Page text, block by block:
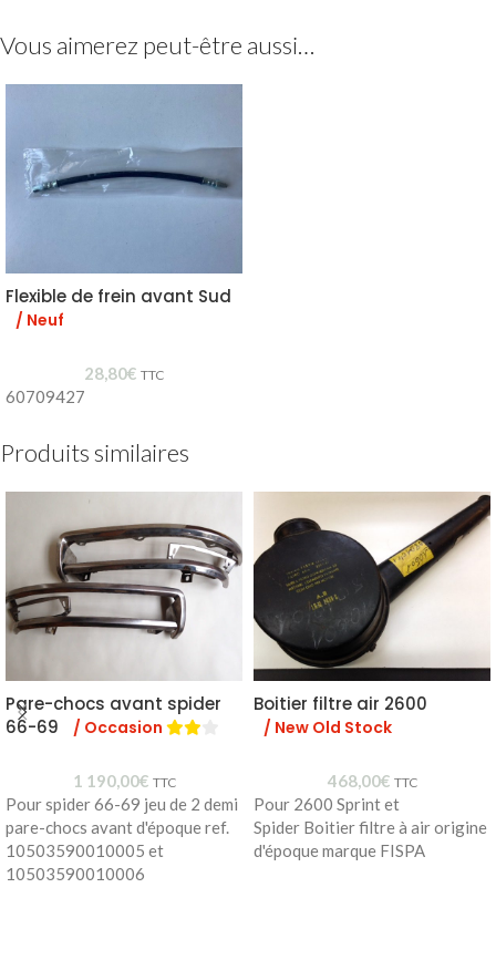
Vous aimerez peut-être aussi…
Flexible de frein avant Sud
/ Neuf
28,80€ TTC
60709427
Produits similaires
Pare-chocs avant spider
66-69
/ Occasion
1 190,00€ TTC
Pour spider 66-69 jeu de 2 demi
pare-chocs avant d'époque ref.
10503590010005 et
10503590010006
Boitier filtre air 2600
/ New Old Stock
468,00€ TTC
Pour 2600 Sprint et
Spider Boitier filtre à air origine
d'époque marque FISPA